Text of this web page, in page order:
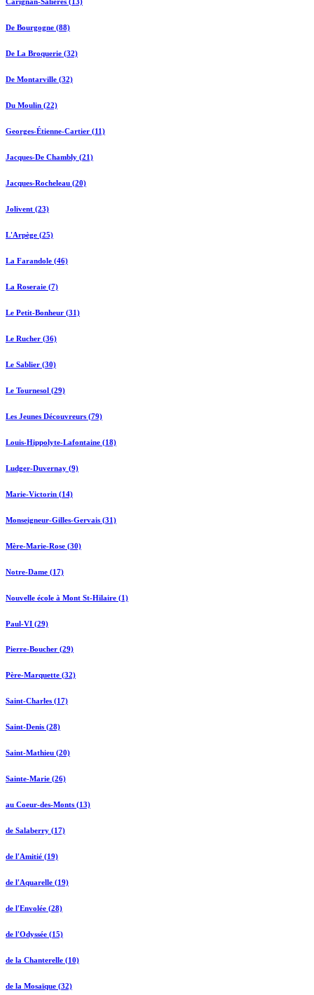
De Bourgogne (88)
De La Broquerie (32)
De Montarville (32)
Du Moulin (22)
Georges-Étienne-Cartier (11)
Jacques-De Chambly (21)
Jacques-Rocheleau (20)
Jolivent (23)
L'Arpège (25)
La Farandole (46)
La Roseraie (7)
Le Petit-Bonheur (31)
Le Rucher (36)
Le Sablier (30)
Le Tournesol (29)
Les Jeunes Découvreurs (79)
Louis-Hippolyte-Lafontaine (18)
Ludger-Duvernay (9)
Marie-Victorin (14)
Monseigneur-Gilles-Gervais (31)
Mère-Marie-Rose (30)
Notre-Dame (17)
Nouvelle école à Mont St-Hilaire (1)
Paul-VI (29)
Pierre-Boucher (29)
Père-Marquette (32)
Saint-Charles (17)
Saint-Denis (28)
Saint-Mathieu (20)
Sainte-Marie (26)
au Coeur-des-Monts (13)
de Salaberry (17)
de l'Amitié (19)
de l'Aquarelle (19)
de l'Envolée (28)
de l'Odyssée (15)
de la Chanterelle (10)
de la Mosaïque (32)